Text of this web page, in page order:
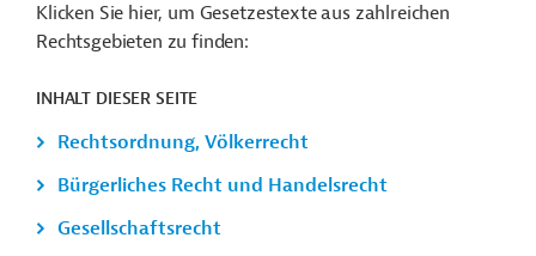
Klicken Sie hier, um Gesetzestexte aus zahlreichen
Rechtsgebieten zu finden:
INHALT DIESER SEITE
Rechtsordnung, Völkerrecht
Bürgerliches Recht und Handelsrecht
Gesellschaftsrecht